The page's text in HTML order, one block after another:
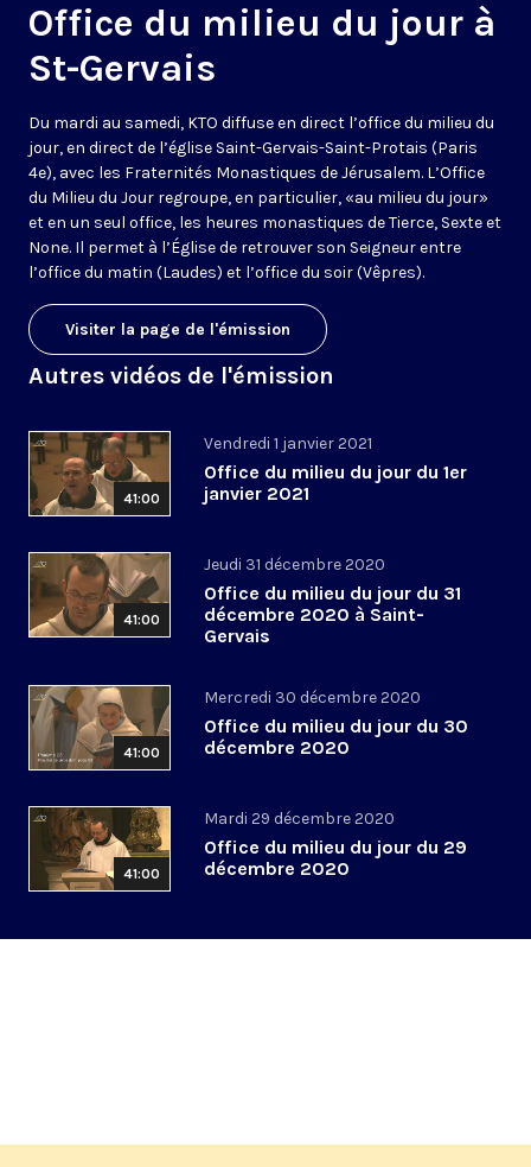
Office du milieu du jour à
St-Gervais
Du mardi au samedi, KTO diffuse en direct l’office du milieu du
jour, en direct de l’église Saint-Gervais-Saint-Protais (Paris
4e), avec les Fraternités Monastiques de Jérusalem. L’Office
du Milieu du Jour regroupe, en particulier, «au milieu du jour»
et en un seul office, les heures monastiques de Tierce, Sexte et
None. Il permet à l’Église de retrouver son Seigneur entre
l’office du matin (Laudes) et l’office du soir (Vêpres).
Visiter la page de l'émission
Autres vidéos de l'émission
41:00
Vendredi 1 janvier 2021
Office du milieu du jour du 1er
janvier 2021
41:00
Jeudi 31 décembre 2020
Office du milieu du jour du 31
décembre 2020 à Saint-
Gervais
41:00
Mercredi 30 décembre 2020
Office du milieu du jour du 30
décembre 2020
41:00
Mardi 29 décembre 2020
Office du milieu du jour du 29
décembre 2020